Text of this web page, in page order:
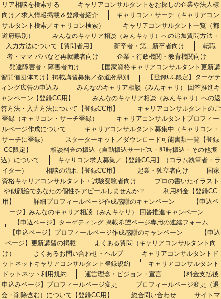
リア相談を検索する
キャリアコンサルタントをお探しの企業や法人様
向け／求人情報掲載＆登録者紹介
キャリコン・サーチ（キャリアコン
サルタント検索／キャリコン検索）
キャリアコンサルタント一覧（都
道府県別）
みんなのキャリア相談（みんキャリ）への追加質問方法・
入力方法について【質問者用】
新卒者・第二新卒者向け
転職
者・ママ パパなど再就職者向け
企業・行政機関・教育機関向け
発達障害者・障害者向け
【国家資格キャリアコンサルタント更新講
習開催団体向け】掲載講習募集／都道府県別
【登録CC限定】ターゲテ
ィング広告の申込み
みんなのキャリア相談（みんキャリ） 回答推進キ
ャンペーン【登録CC用】
みんなのキャリア相談（みんキャリ）への返
答方法・入力方法について【登録CC用】
キャリアコンサルタントのご
登録（キャリコン・サーチ登録）
キャリアコンサルタントプロフィー
ルページ作成について
キャリアコンサルタント募集中（キャリコン・
サーチに登録）
スターターキット／ダウンロード可能書類一覧【登録
CC限定】
相談料金の振込（自動振込サービス・即時振込・その他振
込）について
キャリコン求人募集／【登録CC用】（コラム執筆者・ラ
イター）
相談の流れ【登録CC用】 起業・独立者向け
国家
資格キャリアコンサルタント・試験受験者向け
プロの書いたイラスト
や似顔絵であなたの個性をアピールしませんか？
利用料金【登録CC
用】
詳細プロフィールページ作成感謝のキャンペーン
【申込ペ
ージ】みんなのキャリア相談（みんキャリ） 回答推進キャンペーン
【申込ページ】ターゲティング 掲載希望ページ専用の連絡フォーム
【申込ページ】プロフィールページ作成感謝のキャンペーン
【申込
ページ】更新講習の掲載
よくある質問（キャリアコンサルタント向
け）
よくあるお問い合わせ・ヘルプ
キャリアコンサルタントド
ットネットキャリアコンサルタント登録規約
キャリアコンサルタント
ドットネット利用規約
運営理念・ビジョン・宣言
【料金支払後
申込みページ】プロフィールページ変更
プロフィールページ変更（退
会・削除含む）について【登録CC用】
総合問い合わせ
サイトマ